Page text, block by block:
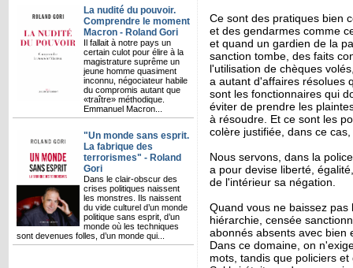
La nudité du pouvoir.
Comprendre le moment
Macron - Roland Gori
Il fallait à notre pays un
certain culot pour élire à la
magistrature suprême un
jeune homme quasiment
inconnu, négociateur habile
du compromis autant que
«traître» méthodique.
Emmanuel Macron...
"Un monde sans esprit.
La fabrique des
terrorismes" - Roland
Gori
Dans le clair-obscur des
crises politiques naissent
les monstres. Ils naissent
du vide culturel d’un monde
politique sans esprit, d’un
monde où les techniques
sont devenues folles, d’un monde qui...
Ce sont des pratiques bien
et des gendarmes comme
et quand un gardien de la
sanction tombe, des faits
l'utilisation de chèques
a autant d'affaires résolues
sont les fonctionnaires qui
éviter de prendre les
à résoudre. Et ce sont les
colère justifiée, dans ce
Nous servons, dans la
a pour devise liberté,
de l'intérieur sa négation.
Quand vous ne baissez
hiérarchie, censée
abonnés absents avec bien
Dans ce domaine, on
mots, tandis que policiers